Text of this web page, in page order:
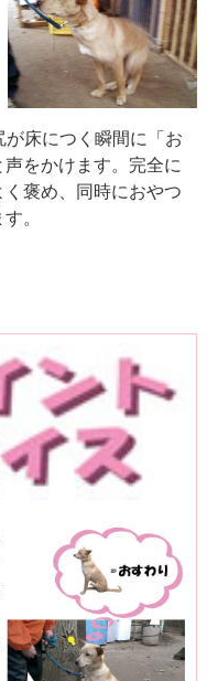
が床につく瞬間に「お
声をかけます。完全に
く褒め、同時におやつ
。